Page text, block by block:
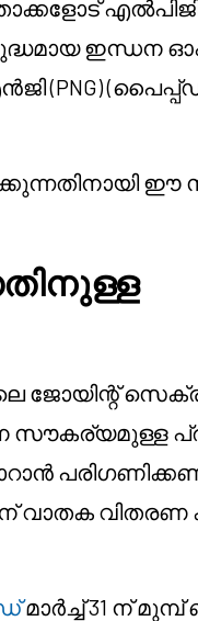
എൽപിജി
ശുദ്ധമായ
(PNG)
ഈ
ജോയിന്റ്
സൗകര്യമുള്ള
വാതക
മാർച്ച് 31 ന് മുമ്പ്